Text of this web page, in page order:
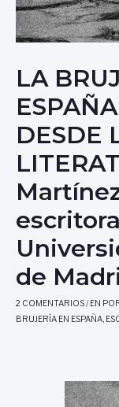
LA
DESDE
de
2 COMENTARIOS/EN
BRUJERÍA EN ESPAÑA